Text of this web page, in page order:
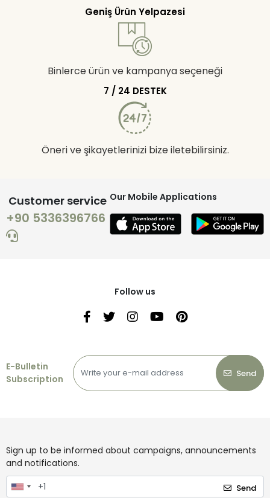
Geniş Ürün Yelpazesi
Binlerce ürün ve kampanya seçeneği
7 / 24 DESTEK
Öneri ve şikayetlerinizi bize iletebilirsiniz.
Customer service
+90 5336396766
Our Mobile Applications
Follow us
E-Bulletin
Subscription
Send
Sign up to be informed about campaigns, announcements
and notifications.
Send